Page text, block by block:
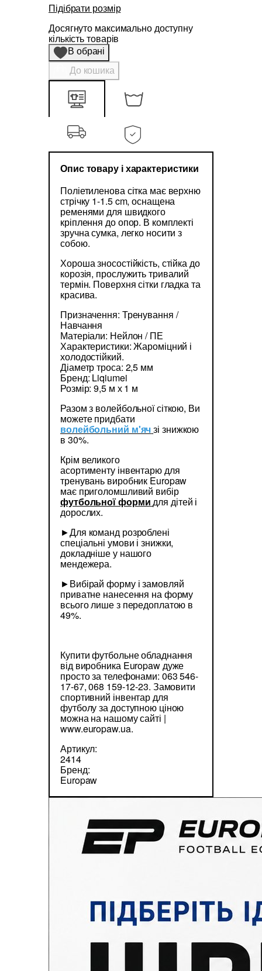
Підібрати розмір
Досягнуто максимально доступну
кількість товарів
В обрані
До кошика
Опис товару і характеристики
Поліетиленова сітка має верхню
стрічку 1-1.5 cm, оснащена
ременями для швидкого
кріплення до опор. В комплекті
зручна сумка, легко носити з
собою.
Хороша зносостійкість, стійка до
корозія, прослужить тривалий
термін. Поверхня сітки гладка та
красива.
Призначення: Тренування /
Навчання
Матеріали: Нейлон / ПЕ
Характеристики: Жароміцний і
холодостійкий.
Діаметр троса: 2,5 мм
Бренд: Liqiumei
Розмір: 9,5 м х 1 м
Разом з волейбольної сіткою, Ви
можете придбати
волейбольний м'ячзі знижкою
в 30%.
Крім великого
асортименту інвентарю для
тренувань виробник Europaw
має приголомшливий вибір
футбольної формидля дітей і
дорослих.
►Для команд розроблені
спеціальні умови і знижки,
докладніше у нашого
мендежера.
►Вибірай форму і замовляй
приватне нанесення на форму
всього лише з передоплатою в
49%.
Купити футбольне обладнання
від виробника Europaw дуже
просто за телефонами: 063 546-
17-67, 068 159-12-23. Замовити
спортивний інвентар для
футболу за доступною ціною
можна на нашому сайті |
www.europaw.ua.
Артикул:
2414
Бренд:
Europaw